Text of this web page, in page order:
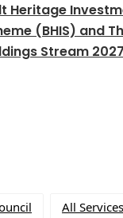
Heritage
(BHIS) and
Stream 2027
All Services